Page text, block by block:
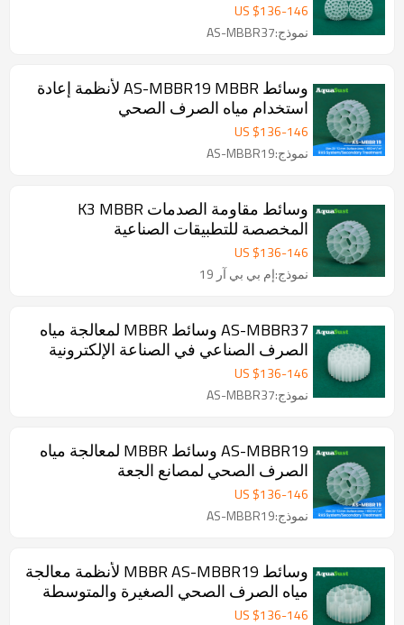
US $136-146
نموذج:AS-MBBR37
وسائط AS-MBBR19 MBBR لأنظمة إعادة
استخدام مياه الصرف الصحي
US $136-146
نموذج:AS-MBBR19
وسائط مقاومة الصدمات K3 MBBR
المخصصة للتطبيقات الصناعية
US $136-146
نموذج:إم بي بي آر 19
AS-MBBR37 وسائط MBBR لمعالجة مياه
الصرف الصناعي في الصناعة الإلكترونية
US $136-146
نموذج:AS-MBBR37
AS-MBBR19 وسائط MBBR لمعالجة مياه
الصرف الصحي لمصانع الجعة
US $136-146
نموذج:AS-MBBR19
وسائط MBBR AS-MBBR19 لأنظمة معالجة
مياه الصرف الصحي الصغيرة والمتوسطة
الحجم US $136-146